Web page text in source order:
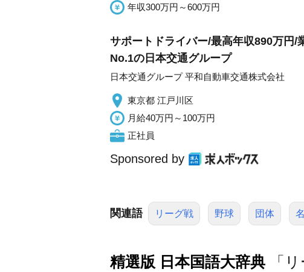
年収300万円～600万円
サポートドライバー/最高年収890万円
No.1の日本交通グループ
日本交通グループ 平和自動車交通株式会社
東京都 江戸川区
月給40万円～100万円
正社員
Sponsored by
関連語 リーグ戦 野球 団体
精選版 日本国語大辞典 「